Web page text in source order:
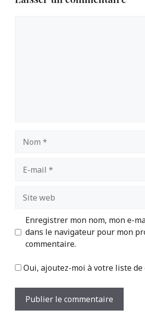
mail
web
Enregistrer mon nom, mon e-
dans le navigateur pour mon
commentaire.
Oui, ajoutez-moi à votre liste